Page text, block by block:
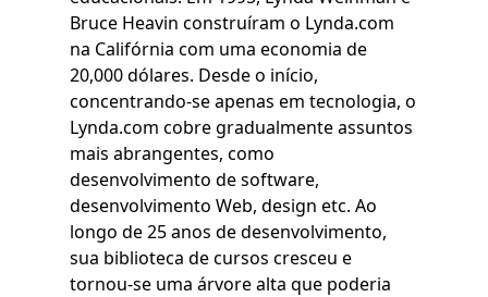
Bruce Heavin construíram o Lynda.com
na Califórnia com uma economia de
20,000 dólares. Desde o início,
concentrando-se apenas em tecnologia, o
Lynda.com cobre gradualmente assuntos
mais abrangentes, como
desenvolvimento de software,
desenvolvimento Web, design etc. Ao
longo de 25 anos de desenvolvimento,
sua biblioteca de cursos cresceu e
tornou-se uma árvore alta que poderia